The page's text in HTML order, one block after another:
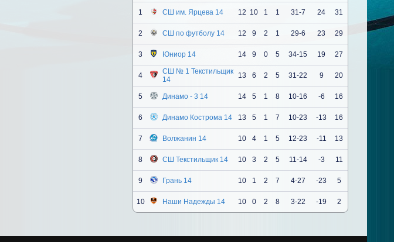
1 СШ им. Ярцева 14 12 10 1 1 31-7 24 31
2 СШ по футболу 14 12 9 2 1 29-6 23 29
3 Юниор 14 14 9 0 5 34-15 19 27
4
СШ № 1 Текстильщик
14
13 6 2 5 31-22 9 20
5 Динамо - 3 14 14 5 1 8 10-16 -6 16
6 Динамо Кострома 14 13 5 1 7 10-23 -13 16
7 Волжанин 14 10 4 1 5 12-23 -11 13
8 СШ Текстильщик 14 10 3 2 5 11-14 -3 11
9 Грань 14 10 1 2 7 4-27 -23 5
10 Наши Надежды 14 10 0 2 8 3-22 -19 2